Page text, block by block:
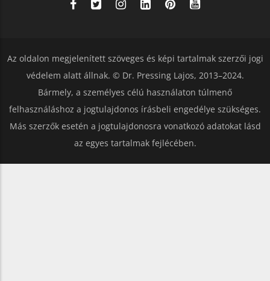
Az oldalon megjelenített szöveges és képi tartalmak szerzői jogi
védelem alatt állnak. © Dr. Pressing Lajos, 2013–2024.
Bármely, a személyes célú használaton túlmenő
felhasználáshoz a jogtulajdonos írásbeli engedélye szükséges.
Más szerzők esetén a jogtulajdonosra vonatkozó adatokat lásd
az egyes tartalmak fejlécében.